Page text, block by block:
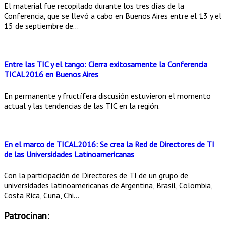
El material fue recopilado durante los tres días de la
Conferencia, que se llevó a cabo en Buenos Aires entre el 13 y el
15 de septiembre de...
Entre las TIC y el tango: Cierra exitosamente la Conferencia
TICAL2016 en Buenos Aires
En permanente y fructífera discusión estuvieron el momento
actual y las tendencias de las TIC en la región.
En el marco de TICAL2016: Se crea la Red de Directores de TI
de las Universidades Latinoamericanas
Con la participación de Directores de TI de un grupo de
universidades latinoamericanas de Argentina, Brasil, Colombia,
Costa Rica, Cuna, Chi...
Patrocinan: